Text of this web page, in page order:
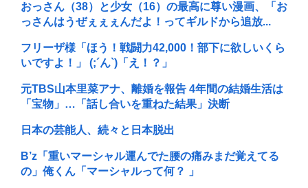
おっさん（38）と少女（16）の最高に尊い漫画、「お
っさんはうぜぇぇぇんだよ！ってギルドから追放...
フリーザ様「ほう！戦闘力42,000！部下に欲しいくら
いですよ！」 (;´ん`)「え！？」
元TBS山本里菜アナ、離婚を報告 4年間の結婚生活は
「宝物」…「話し合いを重ねた結果」決断
日本の芸能人、続々と日本脱出
B’z「重いマーシャル運んでた腰の痛みまだ覚えてる
の」俺くん「マーシャルって何？ 」